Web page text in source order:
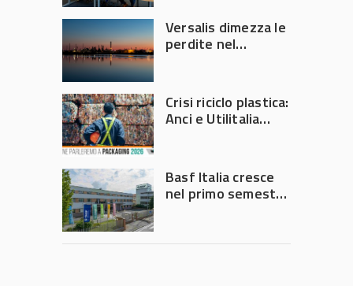
Versalis dimezza le
perdite nel
Crisi riciclo plastica:
Anci e Utilitalia
Governo
Basf Italia cresce
nel primo semestre